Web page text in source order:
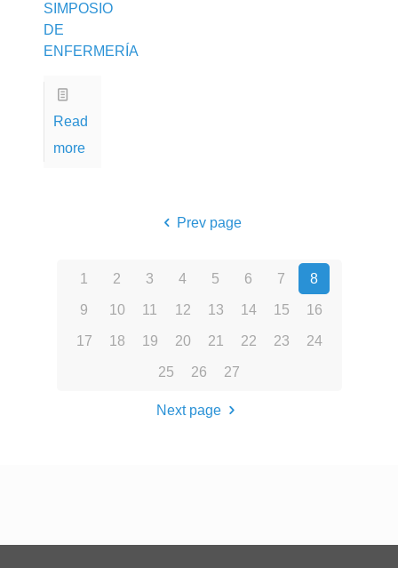
SIMPOSIO
DE
ENFERMERÍA
Read
more
Prev page
1 2 3 4 5 6 7 8
9 10 11 12 13 14 15 16
17 18 19 20 21 22 23 24
25 26 27
Next page